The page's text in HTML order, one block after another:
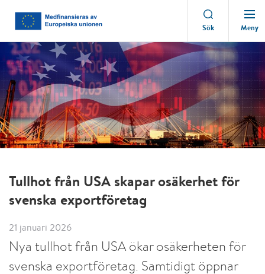
Sök Meny
Tullhot från USA skapar osäkerhet för
svenska exportföretag
21 januari 2026
Nya tullhot från USA ökar osäkerheten för
svenska exportföretag. Samtidigt öppnar